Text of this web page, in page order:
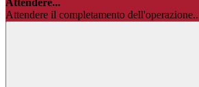
Attendere...
Attendere il completamento